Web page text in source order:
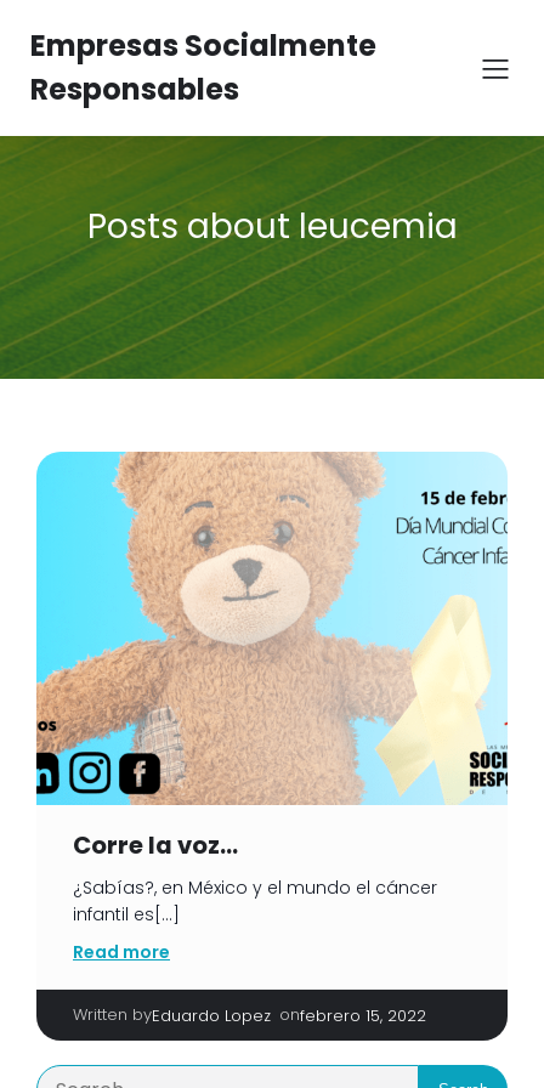
Empresas Socialmente
Responsables
Posts about leucemia
Corre la voz…
¿Sabías?, en México y el mundo el cáncer
infantil es[…]
Read more
Written byEduardo Lopez onfebrero 15, 2022